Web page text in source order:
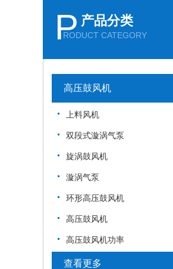
P 产品分类
RODUCT CATEGORY
高压鼓风机
上料风机
双段式漩涡气泵
旋涡鼓风机
漩涡气泵
环形高压鼓风机
高压鼓风机
高压鼓风机功率
查看更多